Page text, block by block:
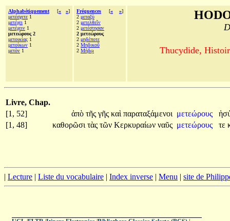
Alphabétiquement [« »]
μετέσχετε 1
μετέχει 1
μετέχειν 1
μετεώρους 2
μετοικίας 1
μετοίκων 1
μετὸν 1
Fréquences [« »]
2 μεταξὺ
2 μετελθεῖν
2 μετέστησαν
2 μετεώρους
2 μηδέποτε
2 Μηδικοῦ
2 Μήδῳ Thucydide,
Livre, Chap.
[1, 52]
ἀπὸ τῆς γῆς καὶ παραταξάμενοι μετεώρους
[1, 48]
καθορῶσι τὰς τῶν Κερκυραίων ναῦς μετεώρους τε
| Lecture | Liste du vocabulaire | Index inverse | Menu | site de